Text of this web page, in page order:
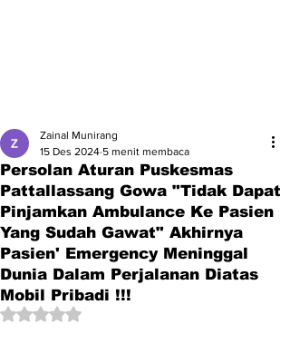
Persolan Aturan Puskesmas
Pattallassang Gowa "Tidak Dapat
Pinjamkan Ambulance Ke Pasien
Yang Sudah Gawat" Akhirnya
Pasien' Emergency Meninggal
Dunia Dalam Perjalanan Diatas
Mobil Pribadi !!!
Zainal Munirang
15 Des 2024 5 menit membaca
Dinilai NaN dari 5 bintang.